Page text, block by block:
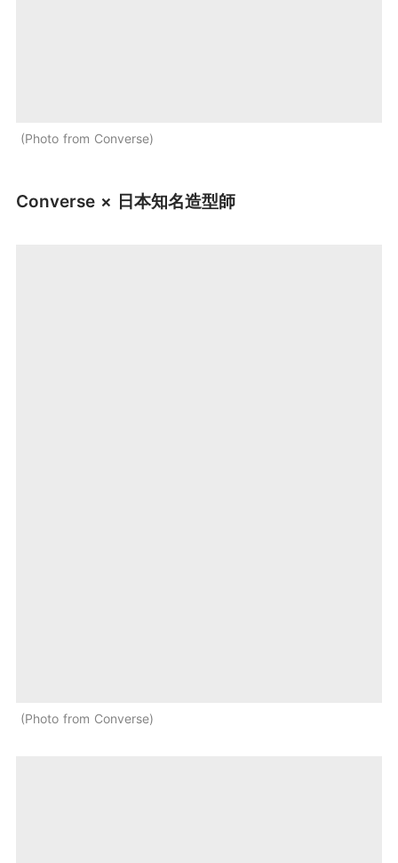
Photo from Converse
Converse × 日本知名造型師
Photo from Converse